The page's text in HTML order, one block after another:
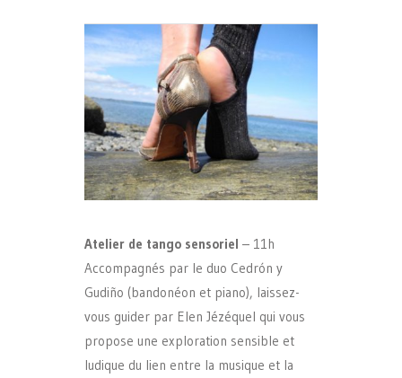
Atelier de tango sensoriel – 11h
Accompagnés par le duo Cedrón y
Gudiño (bandonéon et piano), laissez-
vous guider par Elen Jézéquel qui vous
propose une exploration sensible et
ludique du lien entre la musique et la